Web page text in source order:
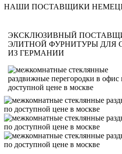
НАШИ ПОСТАВЩИКИ
ЭКСКЛЮЗИВНЫЙ
ЭЛИТНОЙ ФУРНИТУРЫ ДЛЯ
ИЗ ГЕРМАНИИ